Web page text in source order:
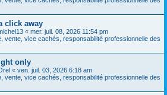
click away
« mer. juil. 08, 2026 11:54 pm
vente, vice cachés, responsabilité professionnelle des
only
« ven. juil. 03, 2026 6:18 am
vente, vice cachés, responsabilité professionnelle des